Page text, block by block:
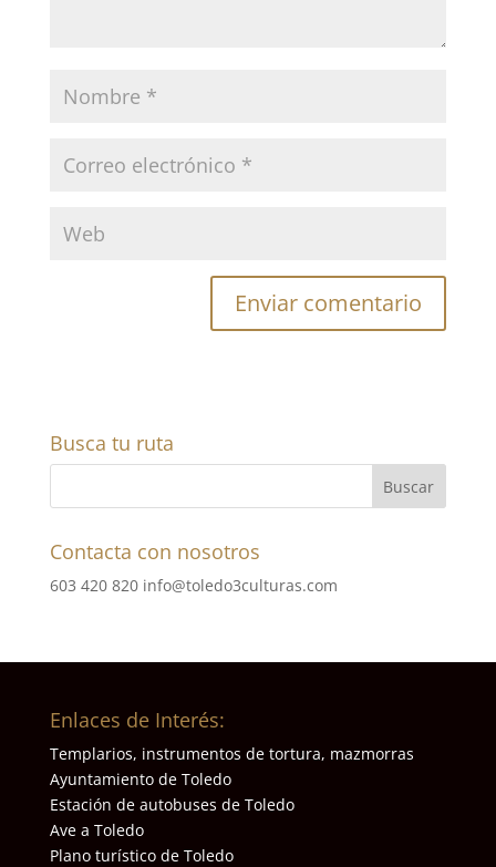
Busca tu ruta
Contacta con nosotros
603 420 820 info@toledo3culturas.com
Enlaces de Interés:
Templarios, instrumentos de tortura, mazmorras
Ayuntamiento de Toledo
Estación de autobuses de Toledo
Ave a Toledo
Plano turístico de Toledo